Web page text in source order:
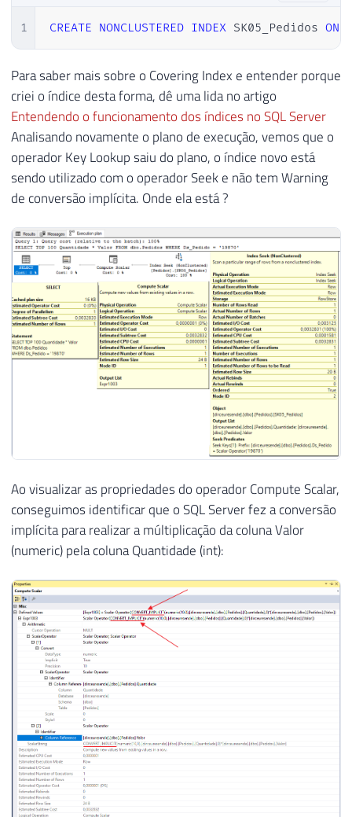
1 CREATE NONCLUSTERED INDEX SK05_Pedidos ON
Para saber mais sobre o Covering Index e entender porque
criei o índice desta forma, dê uma lida no artigo
Entendendo o funcionamento dos índices no SQL Server
Analisando novamente o plano de execução, vemos que o
operador Key Lookup saiu do plano, o índice novo está
sendo utilizado com o operador Seek e não tem Warning
de conversão implícita. Onde ela está ?
Ao visualizar as propriedades do operador Compute Scalar,
conseguimos identificar que o SQL Server fez a conversão
implícita para realizar a múltiplicação da coluna Valor
(numeric) pela coluna Quantidade (int):